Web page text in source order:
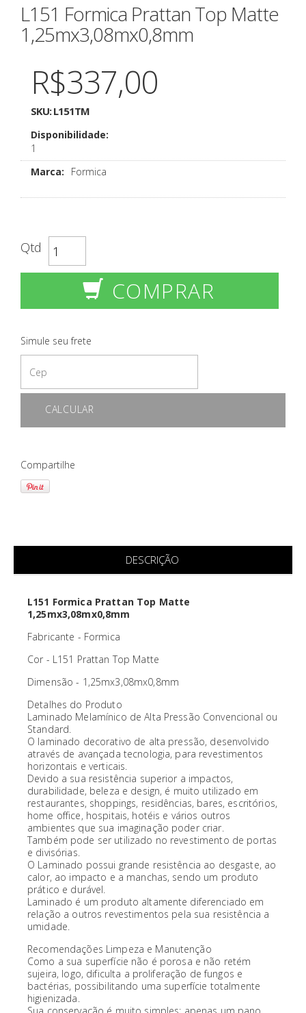
L151 Formica Prattan Top Matte
1,25mx3,08mx0,8mm
R$337,00
SKU:L151TM
Disponibilidade:
1
Marca:
Formica
Qtd
COMPRAR
Simule seu frete
CALCULAR
Compartilhe
DESCRIÇÃO
L151 Formica Prattan Top Matte
1,25mx3,08mx0,8mm
Fabricante - Formica
Cor - L151 Prattan Top Matte
Dimensão - 1,25mx3,08mx0,8mm
Detalhes do Produto
Laminado Melamínico de Alta Pressão Convencional ou
Standard.
O laminado decorativo de alta pressão, desenvolvido
através de avançada tecnologia, para revestimentos
horizontais e verticais.
Devido a sua resistência superior a impactos,
durabilidade, beleza e design, é muito utilizado em
restaurantes, shoppings, residências, bares, escritórios,
home office, hospitais, hotéis e vários outros
ambientes que sua imaginação poder criar.
Também pode ser utilizado no revestimento de portas
e divisórias.
O Laminado possui grande resistência ao desgaste, ao
calor, ao impacto e a manchas, sendo um produto
prático e durável.
Laminado é um produto altamente diferenciado em
relação a outros revestimentos pela sua resistência a
umidade.
Recomendações Limpeza e Manutenção
Como a sua superfície não é porosa e não retém
sujeira, logo, dificulta a proliferação de fungos e
bactérias, possibilitando uma superfície totalmente
higienizada.